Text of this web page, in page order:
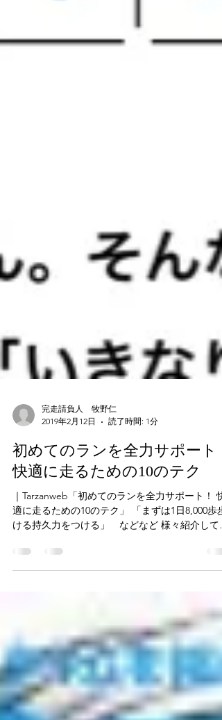
2019年2月12日
読了時間: 1分
初めてのランを全力サポート
快適に走るための10のテク
｜Tarzanweb「初めてのランを全力サポート！ 快
ける持久力をつける」 などなど 様々紹介してま
す。Tarzanwebをチェック